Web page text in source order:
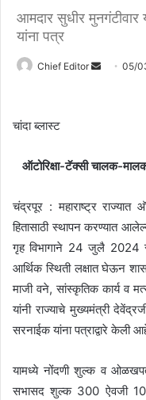
आमदार सुधीर मुनगंटीवार
यांना पत्र
Chief Editor
n
05/
चांदा ब्लास्ट
ऑटोरिक्षा-टॅक्सी चालक-
चंद्रपूर : महाराष्ट्र राज्यात
हितासाठी स्थापन करण्यात
गृह विभागाने 24 जुलै 2024
आर्थिक स्थिती लक्षात घेऊन
माजी वने, सांस्कृतिक कार्य व
यांनी राज्याचे मुख्यमंत्री
सरनाईक यांना पत्राद्वारे केली
यामध्ये नोंदणी शुल्क व
सभासद शुल्क 300 ऐवजी